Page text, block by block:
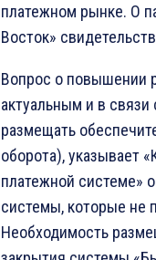
платежном рынке. О
Восток»
Вопрос о повышении
актуальным и в
размещать
оборота), указывает
платежной системе»
системы, которые не
Необходимость